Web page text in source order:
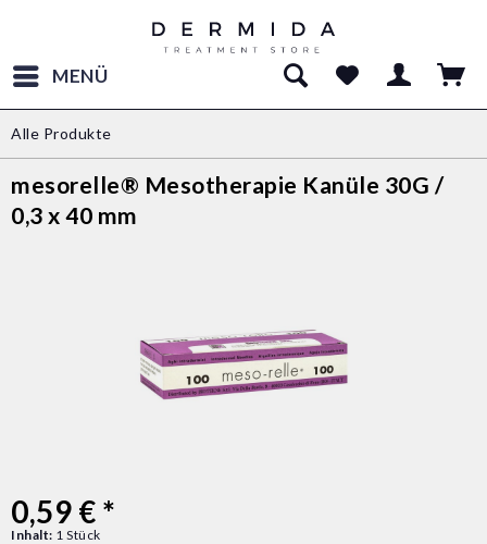
MENÜ
Alle Produkte
mesorelle® Mesotherapie Kanüle 30G /
0,3 x 40 mm
0,59 € *
Inhalt: 1 Stück